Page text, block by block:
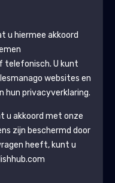
u hiermee akkoord
telefonisch. U kunt
websites en
hun privacyverklaring.
u akkoord met onze
zijn beschermd door
heeft, kunt u